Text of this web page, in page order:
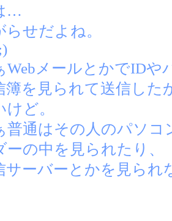
…
らせだよね。
WebメールとかでIDや
簿を見られて送信した
けど。
普通はその人のパソ
ーの中を見られたり、
サーバーとかを見られ